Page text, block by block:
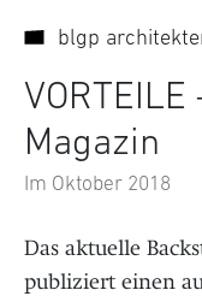
blgp
Magazin
Im Oktober 2018
Das aktuelle
publiziert einen